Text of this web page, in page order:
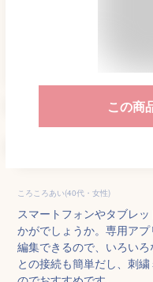
この商
ころころあい(40代・女性)
スマートフォンやタブレ
かがでしょうか。専用ア
編集できるので、いろい
との接続も簡単だし、刺